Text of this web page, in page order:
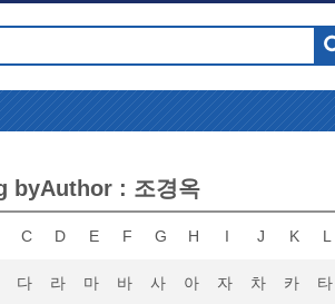
byAuthor : 조경옥
C D E F G H I J K L
다 라 마 바 사 아 자 차 카 타